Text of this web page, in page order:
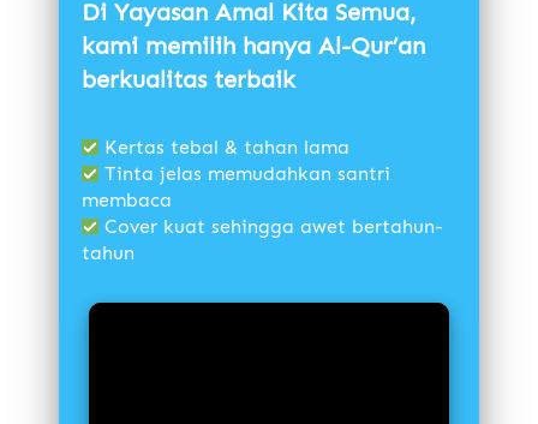
Di Yayasan Amal Kita Semua,
kami memilih hanya Al-Qur’an
berkualitas terbaik
Kertas tebal & tahan lama
Tinta jelas memudahkan santri
membaca
Cover kuat sehingga awet bertahun-
tahun